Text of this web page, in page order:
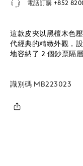
電話訂購 +852
這款皮夾以黑檀木色
代經典的精緻外觀，
地容納了 2 個鈔票隔
識別碼 MB223023